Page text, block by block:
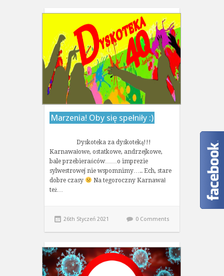
Marzenia! Oby się spełniły :)
Dyskoteka za dyskoteką!!!
Karnawałowe, ostatkowe, andrzejkowe,
bale przebierańców……o imprezie
sylwestrowej nie wspomnimy….. Ech, stare
dobre czasy
Na tegoroczny Karnawał
też…
26th Styczeń 2021 0 Comments